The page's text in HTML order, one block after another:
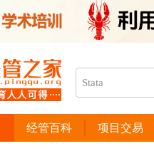
经管百科 项目交易